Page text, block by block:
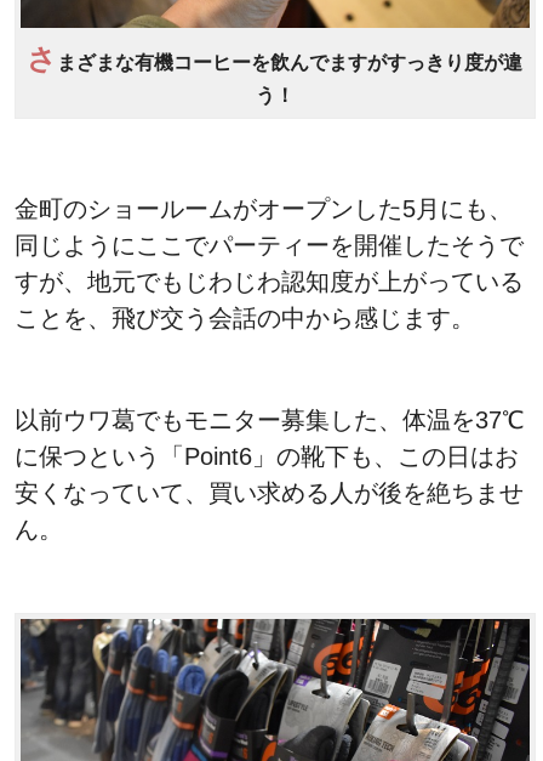
さ まざまな有機コーヒーを飲んでますがすっきり度が違
う！
金町のショールームがオープンした5月にも、
同じようにここでパーティーを開催したそうで
すが、地元でもじわじわ認知度が上がっている
ことを、飛び交う会話の中から感じます。
以前ウワ葛でもモニター募集した、体温を37℃
に保つという「Point6」の靴下も、この日はお
安くなっていて、買い求める人が後を絶ちませ
ん。